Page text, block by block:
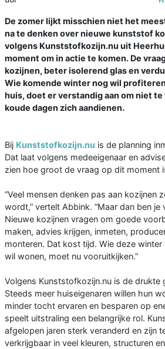
De zomer lijkt misschien niet het
na te denken over nieuwe kunststof
volgens Kunststofkozijn.nu uit
moment om in actie te komen. De
kozijnen, beter isolerend glas en
Wie komende winter nog wil
huis, doet er verstandig aan om niet
koude dagen zich aandienen.
Bij Kunststofkozijn.nu is de planning
Dat laat volgens medeeigenaar en
zien hoe groot de vraag op dit moment
“Veel mensen denken pas aan kozijnen
wordt,” vertelt Abbink. “Maar dan ben je
Nieuwe kozijnen vragen om goede
maken, advies krijgen, inmeten,
monteren. Dat kost tijd. Wie deze
wil wonen, moet nu vooruitkijken.”
Volgens Kunststofkozijn.nu is de drukte
Steeds meer huiseigenaren willen hun
minder tocht ervaren en besparen op
speelt uitstraling een belangrijke rol.
afgelopen jaren sterk veranderd en zijn
verkrijgbaar in veel kleuren, structuren